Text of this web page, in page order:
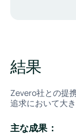
結果
Zevero社との提
追求において大
主な成果：